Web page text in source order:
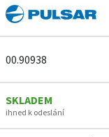
00.90938
SKLADEM
ihned k odeslání